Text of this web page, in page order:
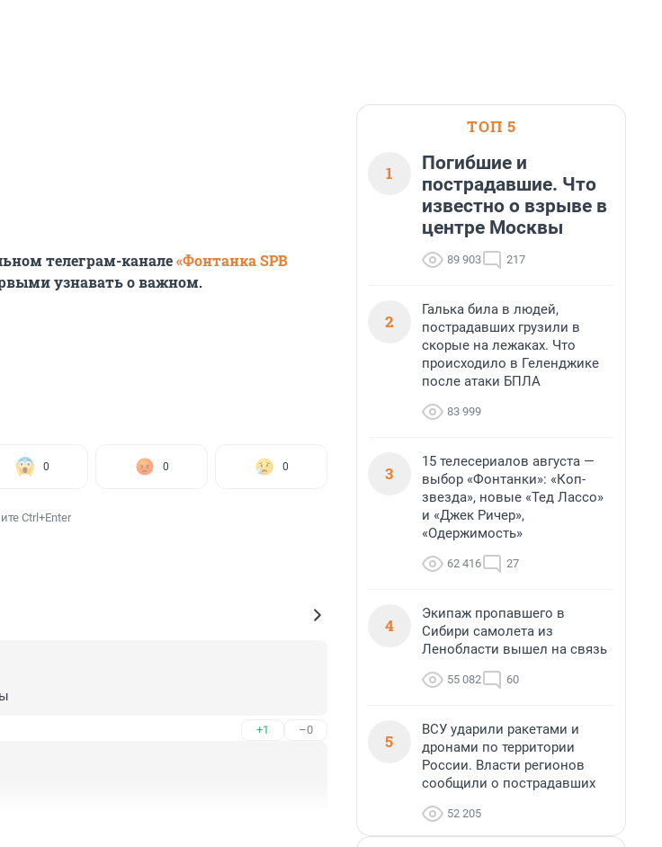
телеграм-канале«Фонтанка SPB
узнавать о важном.
0 0 0
Ctrl+Enter
+1 –0
ТОП 5
1
Погибшие и
пострадавшие. Что
известно о взрыве в
центре Москвы
89 903 217
2
Галька била в людей,
пострадавших грузили в
скорые на лежаках. Что
происходило в Геленджике
после атаки БПЛА
83 999
3
15 телесериалов августа —
выбор «Фонтанки»: «Коп-
звезда», новые «Тед Лассо»
и «Джек Ричер»,
«Одержимость»
62 416 27
4
Экипаж пропавшего в
Сибири самолета из
Ленобласти вышел на связь
55 082 60
5
ВСУ ударили ракетами и
дронами по территории
России. Власти регионов
сообщили о пострадавших
52 205